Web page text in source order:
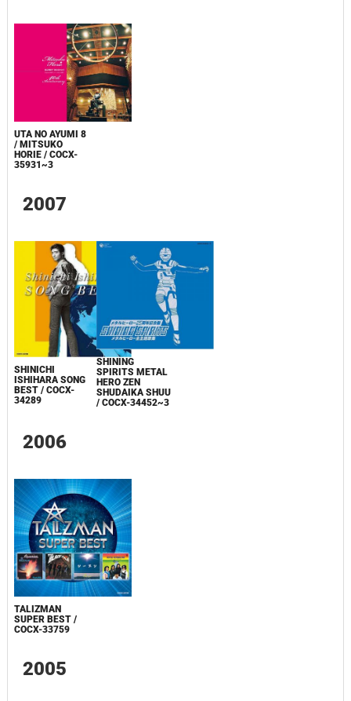
UTA NO AYUMI 8
/ MITSUKO
HORIE / COCX-
35931~3
2007
SHINICHI
ISHIHARA SONG
BEST / COCX-
34289
SHINING
SPIRITS METAL
HERO ZEN
SHUDAIKA SHUU
/ COCX-34452~3
2006
TALIZMAN
SUPER BEST /
COCX-33759
2005